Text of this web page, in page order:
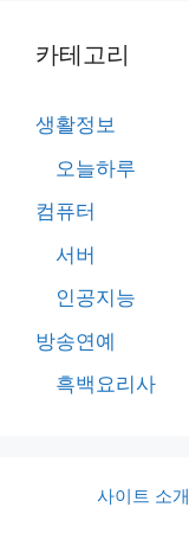
카테고리
생활정보
오늘하루
컴퓨터
서버
인공지능
방송연예
흑백요리사
사이트 소개